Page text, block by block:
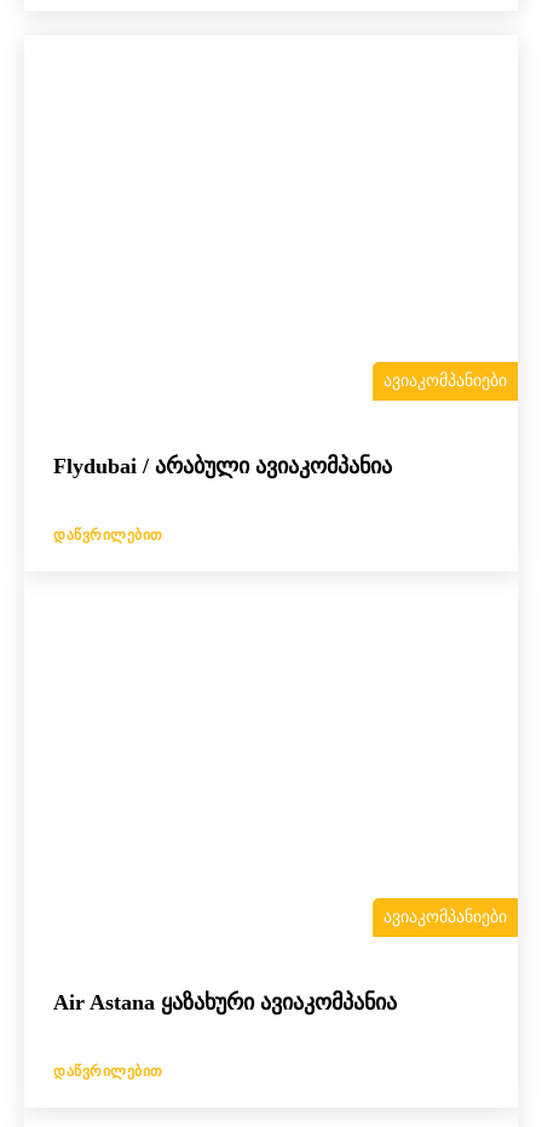
ᲐᲕᲘᲐᲙᲝᲛᲞᲐᲜᲘᲔᲑᲘ
Flydubai / არაბული ავიაკომპანია
ᲓᲐᲬᲕᲠᲘᲚᲔᲑᲘᲗ
ᲐᲕᲘᲐᲙᲝᲛᲞᲐᲜᲘᲔᲑᲘ
Air Astana ყაზახური ავიაკომპანია
ᲓᲐᲬᲕᲠᲘᲚᲔᲑᲘᲗ